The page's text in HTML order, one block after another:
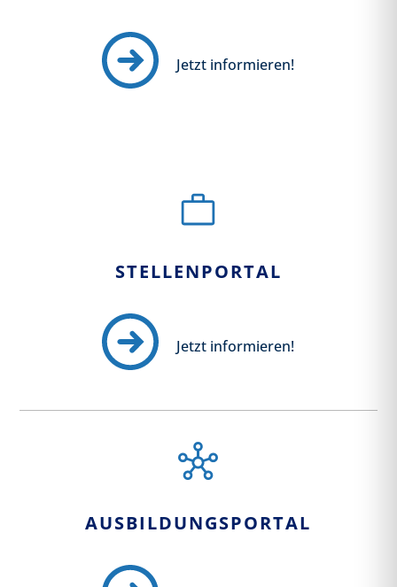
Jetzt informieren!
STELLENPORTAL
Jetzt informieren!
AUSBILDUNGSPORTAL